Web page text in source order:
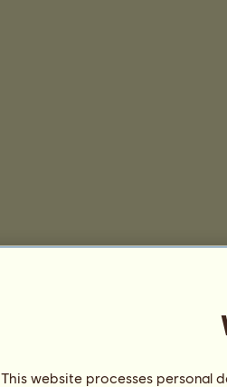
This website processes personal